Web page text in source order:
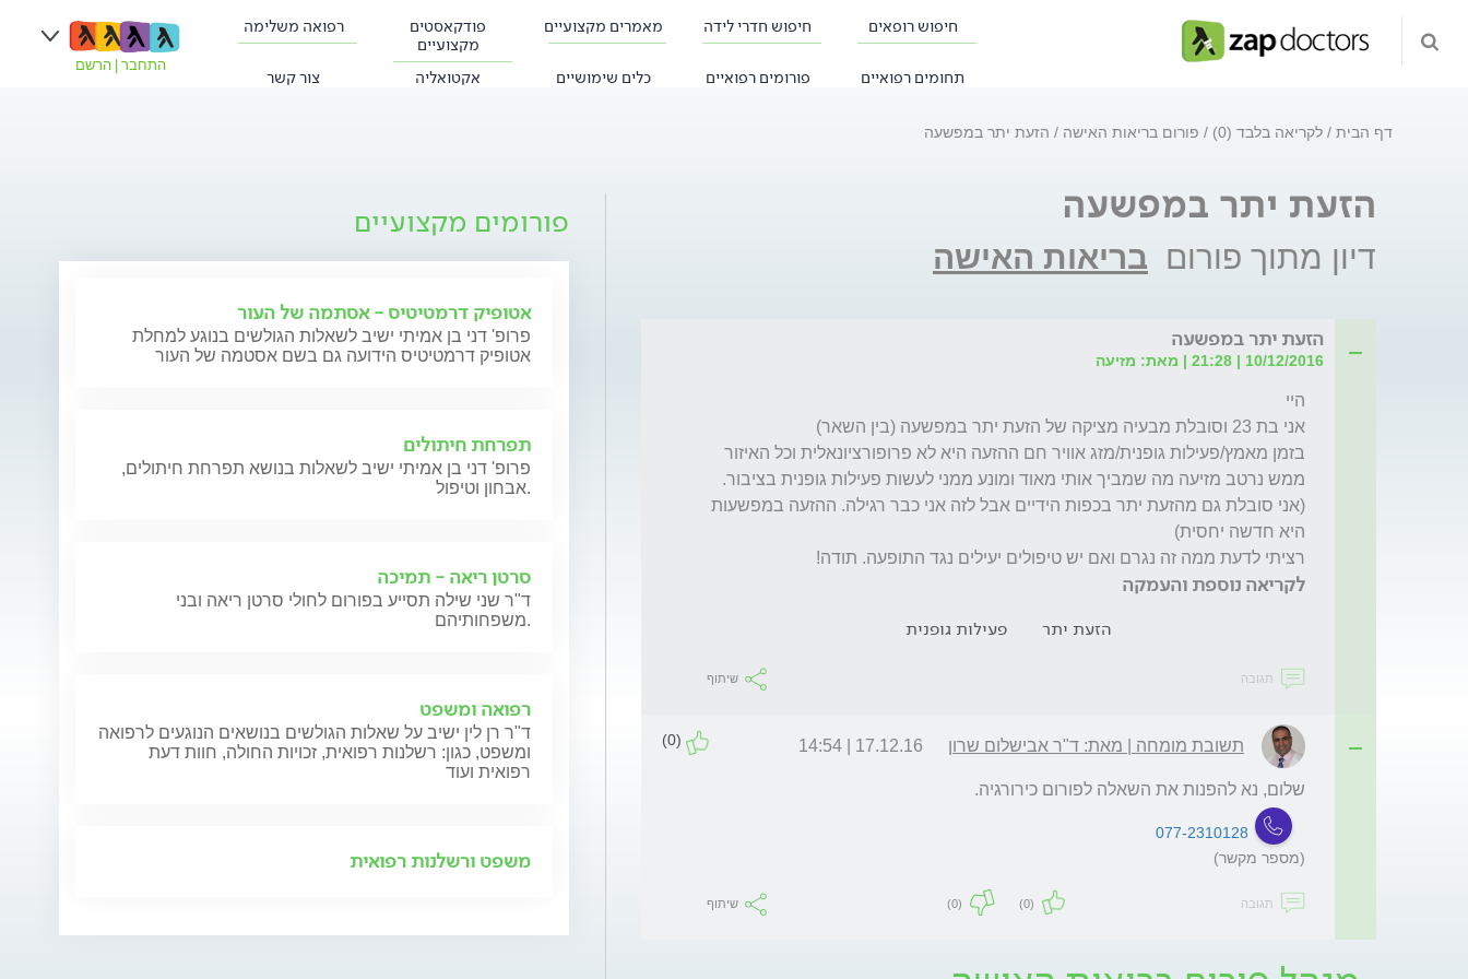
חיפוש רופאים חיפוש חדרי לידה מאמרים מקצועיים
פודקאסטים
מקצועיים
רפואה משלימה
תחומים רפואיים פורומים רפואיים כלים שימושיים אקטואליה צור קשר
התחבר הרשם
דף הבית לקריאה בלבד (0) פורום בריאות האישה הזעת יתר במפשעה
הזעת יתר במפשעה
דיון מתוך פורום בריאות האישה
הזעת יתר במפשעה
10/12/2016 | 21:28 | מאת: מזיעה
רציתי לדעת ממה זה נגרם ואם יש טיפולים יעילים נגד התופעה. תודה!
לקריאה נוספת והעמקה
הזעת יתר פעילות גופנית
תגובה שיתוף
תשובת מומחה | מאת: ד"ר אבישלום שרון 17.12.16 | 14:54
(0)
שלום, נא להפנות את השאלה לפורום כירורגיה.
077-2310128
(מספר מקשר)
תגובה (0)
(0) שיתוף
פורומים מקצועיים
אטופיק דרמטיטיס - אסתמה של העור
פרופ' דני בן אמיתי ישיב לשאלות הגולשים בנוגע למחלת
אטופיק דרמטיטיס הידועה גם בשם אסטמה של העור
תפרחת חיתולים
פרופ' דני בן אמיתי ישיב לשאלות בנושא תפרחת חיתולים,
אבחון וטיפול.
סרטן ריאה - תמיכה
ד"ר שני שילה תסייע בפורום לחולי סרטן ריאה ובני
משפחותיהם.
רפואה ומשפט
ד"ר רן לין ישיב על שאלות הגולשים בנושאים הנוגעים לרפואה
ומשפט, כגון: רשלנות רפואית, זכויות החולה, חוות דעת
רפואית ועוד
משפט ורשלנות רפואית